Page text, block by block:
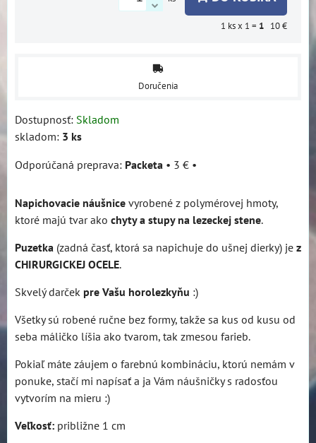
1 ks x 1 = 1 10 €
Doručenia
Dostupnosť: Skladom
skladom: 3 ks
Packeta • 3 € •
Napichovacie náušnice vyrobené z polymérovej hmoty,
ktoré majú tvar ako chyty a stupy na lezeckej stene.
Puzetka (zadná časť, ktorá sa napichuje do ušnej dierky) je z
CHIRURGICKEJ OCELE.
Skvelý darček pre Vašu horolezkyňu :)
Všetky sú robené ručne bez formy, takže sa kus od kusu od
seba máličko líšia ako tvarom, tak zmesou farieb.
Pokiaľ máte záujem o farebnú kombináciu, ktorú nemám v
ponuke, stačí mi napísať a ja Vám náušničky s radosťou
vytvorím na mieru :)
Veľkosť: približne 1 cm